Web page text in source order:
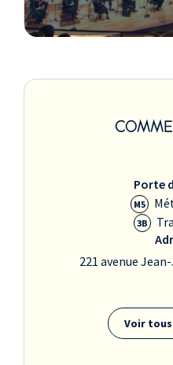
Porte
M5
3B
221 avenue
Voir